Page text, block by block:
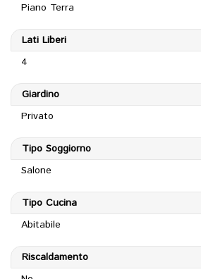
Piano Terra
Lati Liberi
4
Giardino
Privato
Tipo Soggiorno
Salone
Tipo Cucina
Abitabile
Riscaldamento